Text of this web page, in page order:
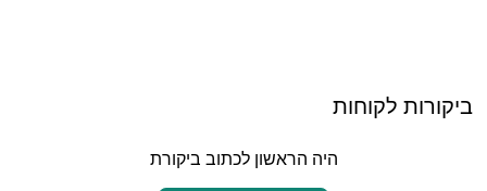
ביקורות לקוחות
היה הראשון לכתוב ביקורת